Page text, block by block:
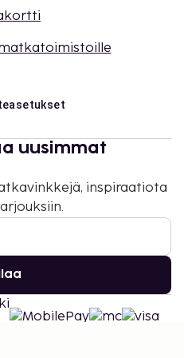
saatavilla.
uusimmat
inspiraatiota